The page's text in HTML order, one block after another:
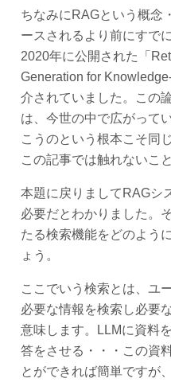
ちなみにRAGという概念
ースされるより前にすで
2020年に公開された「
Generation for
介されていました。この
は、今世の中で広がって
こうのという根本こそ同
この記事では触れないこ
本題に戻りましてRAGシ
必要だとわかりました。
たる検索機能をどのよう
ょう。
ここでいう検索とは、ユ
必要な情報を検索し必要
意味します。LLMに資料
答をさせる・・・この資
とができれば簡単ですが